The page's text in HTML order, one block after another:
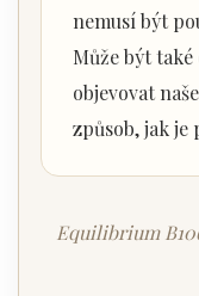
nemusí být
Může být
objevovat
způsob, jak je
Equilibrium